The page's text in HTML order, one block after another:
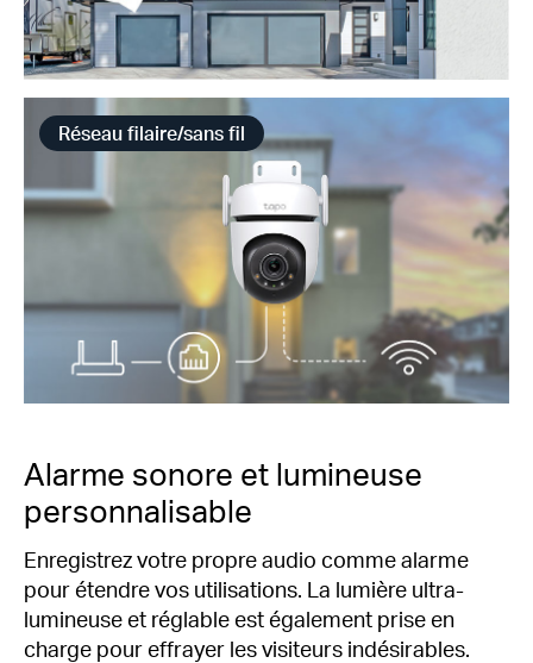
Réseau filaire/sans fil
Alarme sonore et lumineuse
personnalisable
Enregistrez votre propre audio comme alarme
pour étendre vos utilisations. La lumière ultra-
lumineuse et réglable est également prise en
charge pour effrayer les visiteurs indésirables.